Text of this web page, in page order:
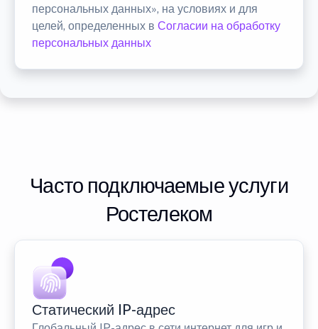
персональных данных», на условиях и для
целей, определенных в Согласии на обработку
персональных данных
Часто подключаемые услуги
Ростелеком
Статический IP-адрес